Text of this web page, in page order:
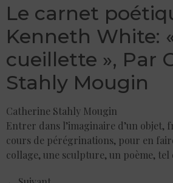
Le carnet
Kenneth White:
cueillette », Par
Stahly Mougin
Catherine Stahly Mougin
Entrer dans l’imaginaire d’un objet,
cours de pérégrinations, pour en
collage, une sculpture, un poème,